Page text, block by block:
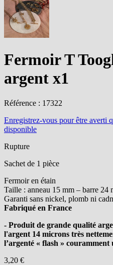
Fermoir T
argent x1
Référence : 17322
Enregistrez-vous pour être averti
disponible
Rupture
Sachet de 1 pièce
Fermoir en étain
Taille : anneau 15 mm – barre 24
Garanti sans nickel, plomb ni
Fabriqué en France
- Produit de grande qualité
l'argent 14 microns très
l’argenté « flash » couramment
3,20 €